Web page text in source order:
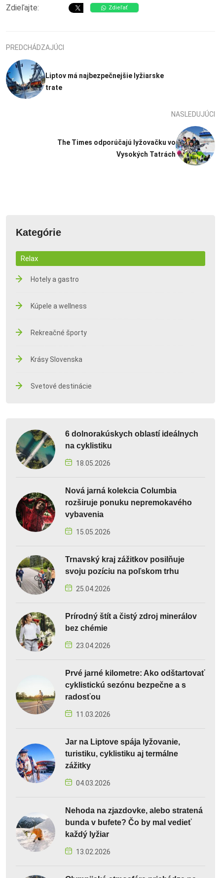
Zdieľajte: Zdieľať
PREDCHÁDZAJÚCI
Liptov má najbezpečnejšie lyžiarske
trate
NASLEDUJÚCI
The Times odporúčajú lyžovačku vo
Vysokých Tatrách
Kategórie
Relax
Hotely a gastro
Kúpele a wellness
Rekreačné športy
Krásy Slovenska
Svetové destinácie
6 dolnorakúskych oblastí ideálnych
na cyklistiku
18.05.2026
Nová jarná kolekcia Columbia
rozširuje ponuku nepremokavého
vybavenia
15.05.2026
Trnavský kraj zážitkov posilňuje
svoju pozíciu na poľskom trhu
25.04.2026
Prírodný štít a čistý zdroj minerálov
bez chémie
23.04.2026
Prvé jarné kilometre: Ako odštartovať
cyklistickú sezónu bezpečne a s
radosťou
11.03.2026
Jar na Liptove spája lyžovanie,
turistiku, cyklistiku aj termálne
zážitky
04.03.2026
Nehoda na zjazdovke, alebo stratená
bunda v bufete? Čo by mal vedieť
každý lyžiar
13.02.2026